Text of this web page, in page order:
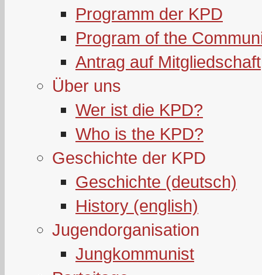
Programm der KPD
Program of the
Antrag auf Mitgliedschaft
Über uns
Wer ist die KPD?
Who is the KPD?
Geschichte der KPD
Geschichte (deutsch)
History (english)
Jugendorganisation
Jungkommunist